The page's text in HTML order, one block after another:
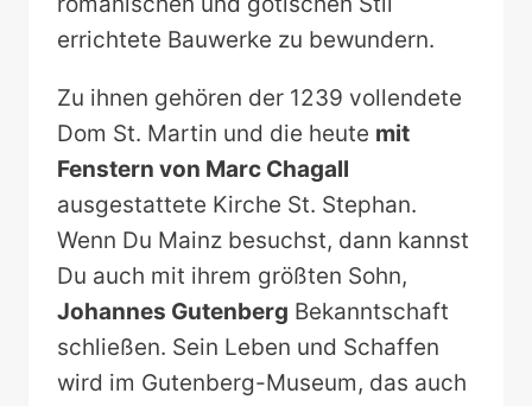
errichtete Bauwerke zu bewundern.
Zu ihnen gehören der 1239 vollendete
Dom St. Martin und die heute mit
Fenstern von Marc Chagall
ausgestattete Kirche St. Stephan.
Wenn Du Mainz besuchst, dann kannst
Du auch mit ihrem größten Sohn,
Johannes Gutenberg Bekanntschaft
schließen. Sein Leben und Schaffen
wird im Gutenberg-Museum, das auch